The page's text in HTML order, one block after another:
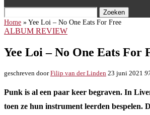
Zoeken
Home » Yee Loi – No One Eats For Free
ALBUM REVIEW
Yee Loi – No One Eats For
geschreven doorFilip van der Linden 23 juni 2021
Punk is al een paar keer begraven. In
toen ze hun instrument leerden bespelen.